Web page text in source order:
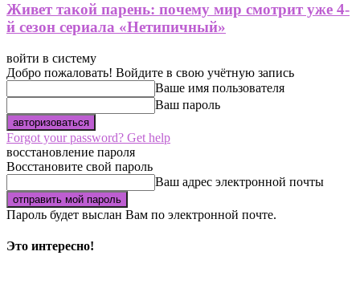
Живет такой парень: почему мир смотрит уже 4-
й сезон сериала «Нетипичный»
войти в систему
Добро пожаловать! Войдите в свою учётную запись
Ваше имя пользователя
Ваш пароль
Forgot your password? Get help
восстановление пароля
Восстановите свой пароль
Ваш адрес электронной почты
Пароль будет выслан Вам по электронной почте.
Это интересно!